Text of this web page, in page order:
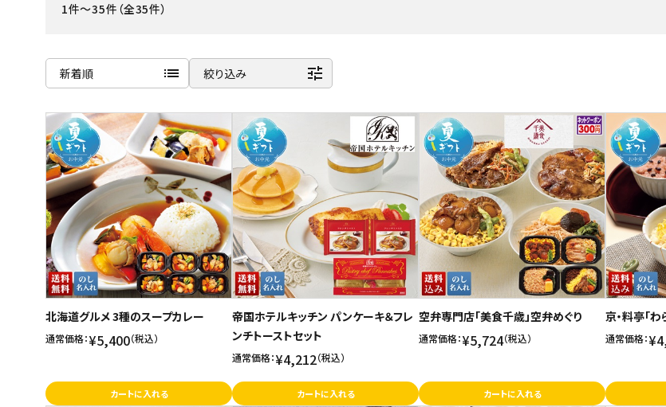
冷凍食品
お菓子
飲料
酒類
日用品
ギフト
セール
1件～35件（全35件）
新着順 list
新着順
発売日順
価格が安い
価格が高い
お気に入り登録数
絞り込み tune
北海道グルメ 3種のスープカレー
通常価格：¥5,400（税込）
カートに入れる
帝国ホテルキッチン パンケーキ＆フレ
ンチトーストセット
通常価格：¥4,212（税込）
カートに入れる
空弁専門店「美食千歳」空弁めぐり
通常価格：¥5,724（税込）
カートに入れる
京・料亭「
通常価格：